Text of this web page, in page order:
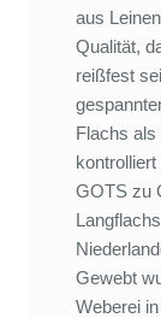
aus
Qualität,
reißfest
Flachs als
GOTS zu
Gewebt
Weberei